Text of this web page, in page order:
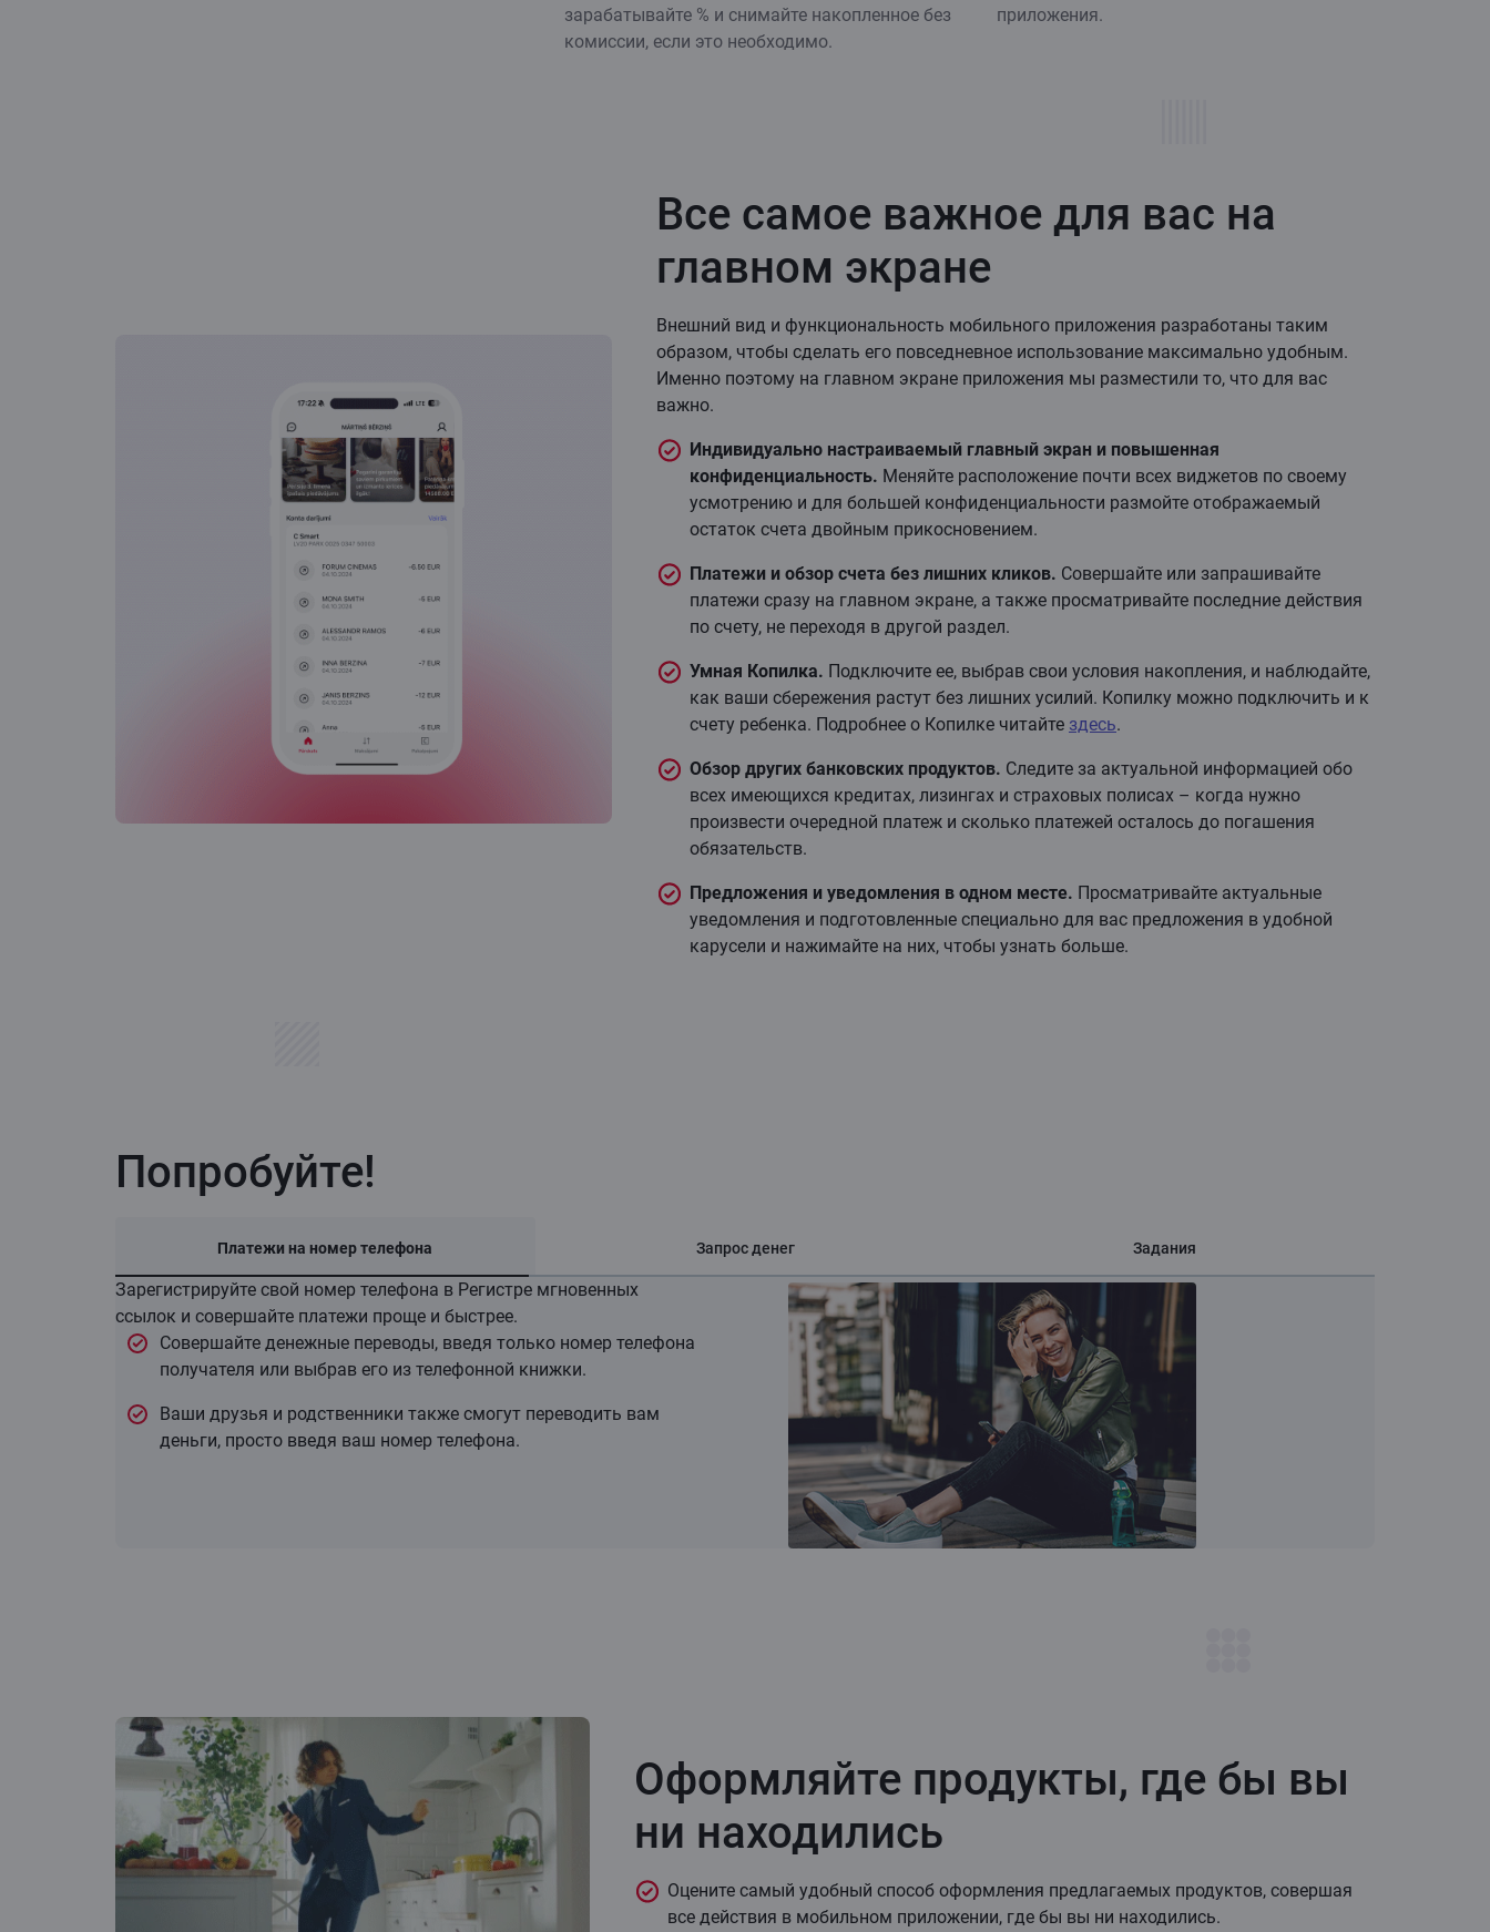
зарабатывайте % и снимайте накопленное без
комиссии, если это необходимо.
приложения.
Все самое важное для вас на
главном экране
Внешний вид и функциональность мобильного приложения разработаны таким
образом, чтобы сделать его повседневное использование максимально удобным.
Именно поэтому на главном экране приложения мы разместили то, что для вас
важно.
Индивидуально настраиваемый главный экран и повышенная
конфиденциальность. Меняйте расположение почти всех виджетов по своему
усмотрению и для большей конфиденциальности размойте отображаемый
остаток счета двойным прикосновением.
Платежи и обзор счета без лишних кликов. Совершайте или запрашивайте
платежи сразу на главном экране, а также просматривайте последние действия
по счету, не переходя в другой раздел.
Умная Копилка. Подключите ее, выбрав свои условия накопления, и наблюдайте,
как ваши сбережения растут без лишних усилий. Копилку можно подключить и к
счету ребенка. Подробнее о Копилке читайте здесь.
Обзор других банковских продуктов. Следите за актуальной информацией обо
всех имеющихся кредитах, лизингах и страховых полисах – когда нужно
произвести очередной платеж и сколько платежей осталось до погашения
обязательств.
Предложения и уведомления в одном месте. Просматривайте актуальные
уведомления и подготовленные специально для вас предложения в удобной
карусели и нажимайте на них, чтобы узнать больше.
Попробуйте!
Платежи на номер телефона Запрос денег Задания
Зарегистрируйте свой номер телефона в Регистре мгновенных
ссылок и совершайте платежи проще и быстрее.
Совершайте денежные переводы, введя только номер телефона
получателя или выбрав его из телефонной книжки.
Ваши друзья и родственники также смогут переводить вам
деньги, просто введя ваш номер телефона.
Оформляйте продукты, где бы вы
ни находились
Оцените самый удобный способ оформления предлагаемых продуктов, совершая
все действия в мобильном приложении, где бы вы ни находились.